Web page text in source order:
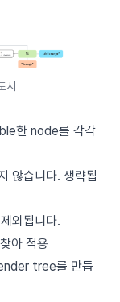
서
한 node를 각각
않습니다. 생략됩
외됩니다.
아 적용
tree를 만듭